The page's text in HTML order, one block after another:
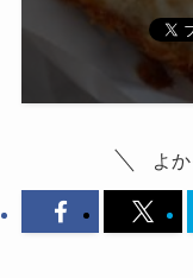
よ